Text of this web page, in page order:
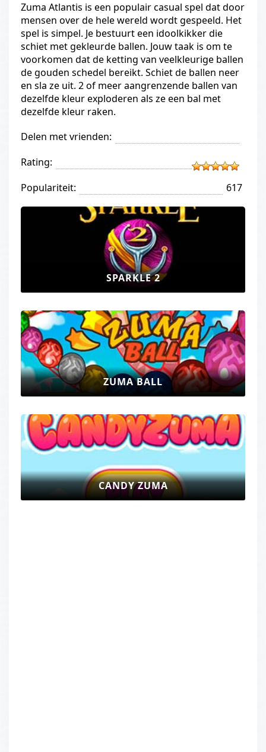
Zuma Atlantis is een populair casual spel dat door
mensen over de hele wereld wordt gespeeld. Het
spel is simpel. Je bestuurt een idoolkikker die
schiet met gekleurde ballen. Jouw taak is om te
voorkomen dat de ketting van veelkleurige ballen
de gouden schedel bereikt. Schiet de ballen neer
en sla ze uit. 2 of meer aangrenzende ballen van
dezelfde kleur exploderen als ze een bal met
dezelfde kleur raken.
Delen met vrienden:
Rating:
Populariteit:
617
SPARKLE 2
ZUMA BALL
CANDY ZUMA